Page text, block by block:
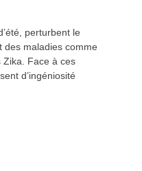
perturbent le
des maladies comme
Zika. Face à ces
d’ingéniosité